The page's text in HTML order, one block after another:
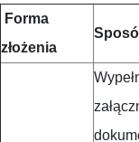
Forma
złożenia